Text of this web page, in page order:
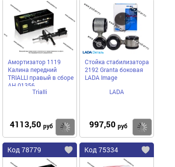
Амортизатор 1119
Калина передний
TRIALLI правый в сборе
AH 01356
Trialli
4113,50 руб Купить
Стойка стабилизатора
2192 Granta боковая
LADA Image
LADA
997,50 руб
Код 78779 Код 75334